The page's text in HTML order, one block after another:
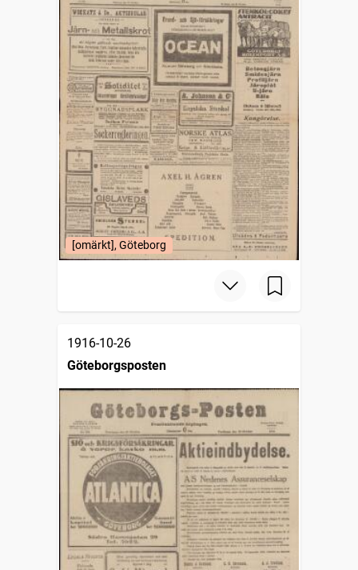
[omärkt], Göteborg
1916-10-26
Göteborgsposten